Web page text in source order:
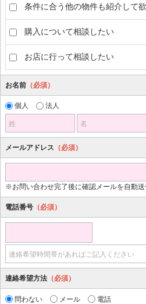
条件に合う他の物件も紹介して
購入について相談したい
お店に行って相談したい
お名前 （必須）
個人 法人
姓 名
メールアドレス （必須）
※お問い合わせ完了後に確認メールを自動送
電話番号 （必須）
連絡希望時間帯があればご記入ください
連絡希望方法 （必須）
問わない メール 電話